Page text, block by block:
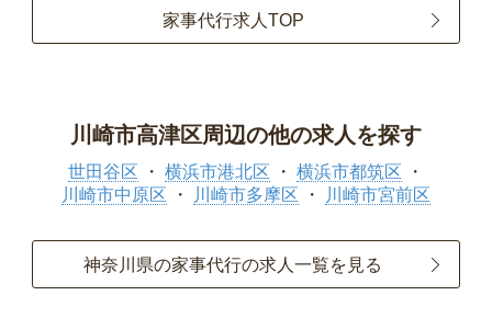
家事代行求人TOP
川崎市高津区周辺の他の求人を探す
世田谷区 横浜市港北区
横浜市都筑区
川崎市中原区
川崎市多摩区 川崎市宮前区
神奈川県の家事代行の求人一覧を見る